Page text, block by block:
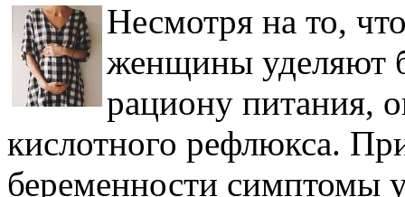
Несмотря на то,
женщины уделяют
рациону питания,
кислотного рефлюкса.
беременности симптомы